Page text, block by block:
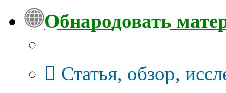
Обнародовать
Статья, обзор,